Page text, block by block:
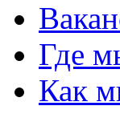
Где
Как